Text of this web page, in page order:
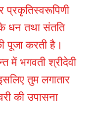
प्रकृतिस्वरूपिणी
धन तथा संतति
पूजा करती है।
में भगवती श्रीदेवी
तुम लगातार
की उपासना